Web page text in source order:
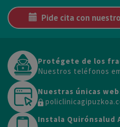
Pide cita con
Protégete de los
Nuestros teléfonos
Nuestras únicas
Instala Quirónsalud